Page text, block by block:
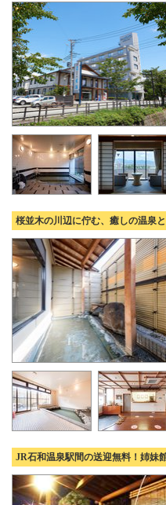
桜並木の川辺に佇む、癒しの温泉
JR石和温泉駅間の送迎無料！姉妹